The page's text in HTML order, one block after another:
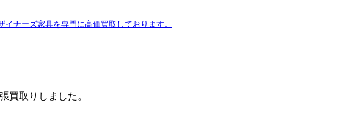
ナーズ家具を専門に高価買取しております。
買取りしました。